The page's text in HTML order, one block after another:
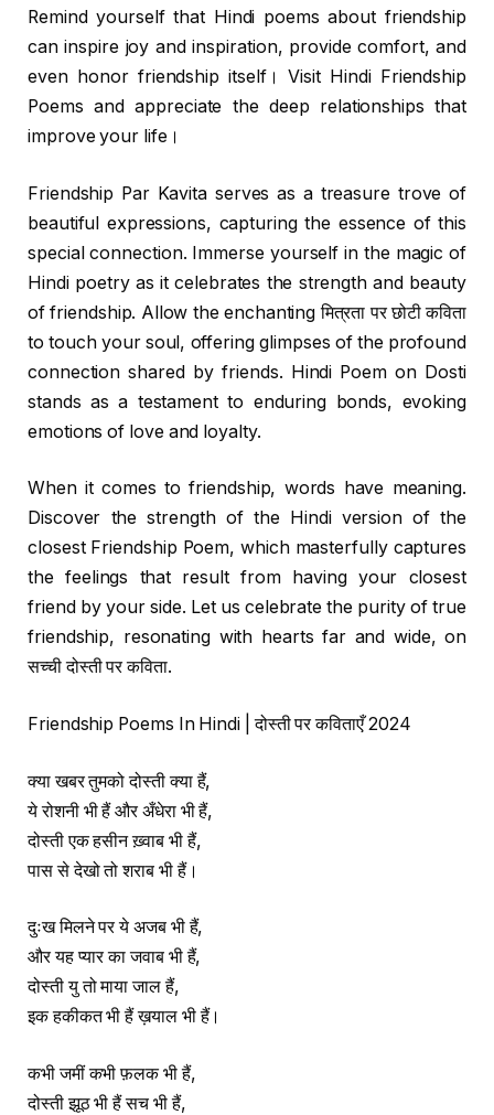
Remind yourself that Hindi poems about friendship
can inspire joy and inspiration, provide comfort, and
even honor friendship itself। Visit Hindi Friendship
Poems and appreciate the deep relationships that
improve your life।
Friendship Par Kavita serves as a treasure trove of
beautiful expressions, capturing the essence of this
special connection. Immerse yourself in the magic of
Hindi poetry as it celebrates the strength and beauty
of friendship. Allow the enchanting मित्रता पर छोटी कविता
to touch your soul, offering glimpses of the profound
connection shared by friends. Hindi Poem on Dosti
stands as a testament to enduring bonds, evoking
emotions of love and loyalty.
When it comes to friendship, words have meaning.
Discover the strength of the Hindi version of the
closest Friendship Poem, which masterfully captures
the feelings that result from having your closest
friend by your side. Let us celebrate the purity of true
friendship, resonating with hearts far and wide, on
सच्ची दोस्ती पर कविता.
Friendship Poems In Hindi | दोस्ती पर कविताएँ 2024
क्या खबर तुमको दोस्ती क्या हैं,
ये रोशनी भी हैं और अँधेरा भी हैं,
दोस्ती एक हसीन ख़्वाब भी हैं,
पास से देखो तो शराब भी हैं।
दुःख मिलने पर ये अजब भी हैं,
और यह प्यार का जवाब भी हैं,
दोस्ती यु तो माया जाल हैं,
इक हकीकत भी हैं ख़याल भी हैं।
कभी जमीं कभी फ़लक भी हैं,
दोस्ती झूठ भी हैं सच भी हैं,